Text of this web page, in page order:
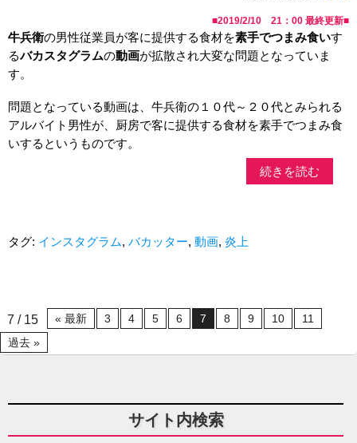
■2019/2/10 21：00 最終更新■
牛兵衛の男性従業員が客に提供する食材を素手でつまみ食いす
るバカスタグラムの動画が拡散され大変な問題となっていま
す。
問題となっている動画は、牛兵衛の１０代～２０代とみられる
アルバイト男性が、厨房で客に提供する食材を素手でつまみ食
いするというものです。
続きを読む
タグ: インスタグラム, バカッター, 動画, 炎上
7 / 15 « 最新 3 4 5 6 7 8 9 10
11
過去 »
サイト内検索